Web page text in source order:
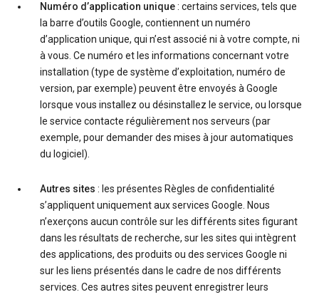
Numéro d’application unique: certains services, tels que
la barre d’outils Google, contiennent un numéro
d’application unique, qui n’est associé ni à votre compte, ni
à vous. Ce numéro et les informations concernant votre
installation (type de système d’exploitation, numéro de
version, par exemple) peuvent être envoyés à Google
lorsque vous installez ou désinstallez le service, ou lorsque
le service contacte régulièrement nos serveurs (par
exemple, pour demander des mises à jour automatiques
du logiciel).
Autres sites : les présentes Règles de confidentialité
s’appliquent uniquement aux services Google. Nous
n’exerçons aucun contrôle sur les différents sites figurant
dans les résultats de recherche, sur les sites qui intègrent
des applications, des produits ou des services Google ni
sur les liens présentés dans le cadre de nos différents
services. Ces autres sites peuvent enregistrer leurs